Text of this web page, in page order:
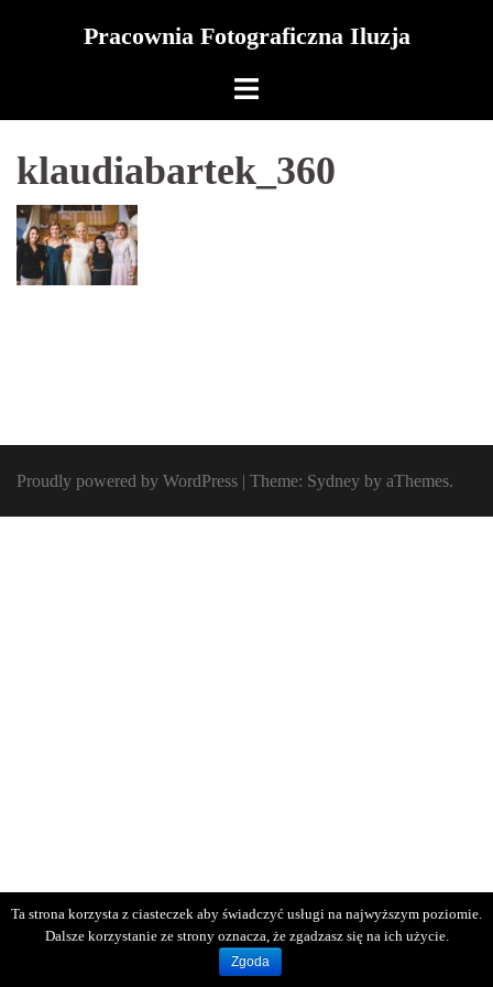
Pracownia Fotograficzna Iluzja
klaudiabartek_360
Proudly powered by WordPress | Theme: Sydney by aThemes.
Ta strona korzysta z ciasteczek aby świadczyć usługi na najwyższym poziomie.
Dalsze korzystanie ze strony oznacza, że zgadzasz się na ich użycie.
Zgoda